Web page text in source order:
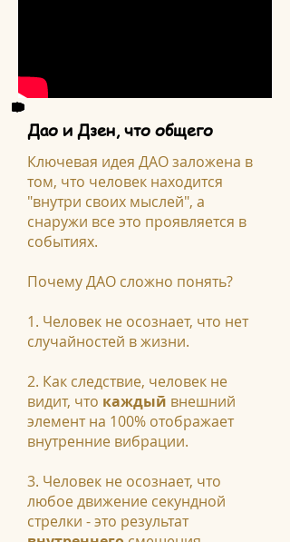
Дао и Дзен, что общего
Ключевая идея ДАО заложена в
том, что человек находится
"внутри своих мыслей", а
снаружи все это проявляется в
событиях.
Почему ДАО сложно понять?
1. Человек не осознает, что нет
случайностей в жизни.
2. Как следствие, человек не
видит, что каждый внешний
элемент на 100% отображает
внутренние вибрации.
3. Человек не осознает, что
любое движение секундной
стрелки - это результат